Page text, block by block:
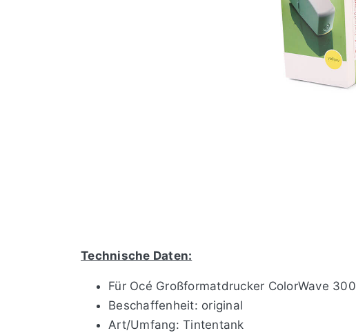
Technische Daten:
Für Océ Großformatdrucker ColorWave 300
Beschaffenheit: original
Art/Umfang: Tintentank